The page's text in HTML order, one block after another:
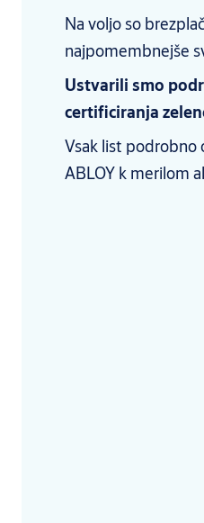
Na voljo so
najpomembnejše
Ustvarili smo
certificiranja
Vsak list podrobno
ABLOY k merilom